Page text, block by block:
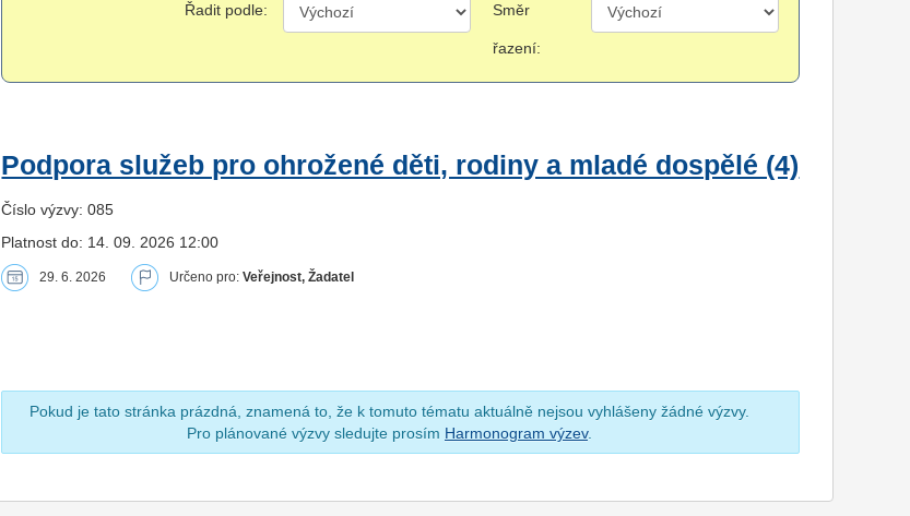
Řadit podle: Směr
řazení:
Podpora služeb pro ohrožené děti, rodiny a mladé dospělé (4)
Číslo výzvy: 085
Platnost do: 14. 09. 2026 12:00
29. 6. 2026 Určeno pro:Veřejnost, Žadatel
Pokud je tato stránka prázdná, znamená to, že k tomuto tématu aktuálně nejsou vyhlášeny žádné výzvy.
Pro plánované výzvy sledujte prosím Harmonogram výzev.